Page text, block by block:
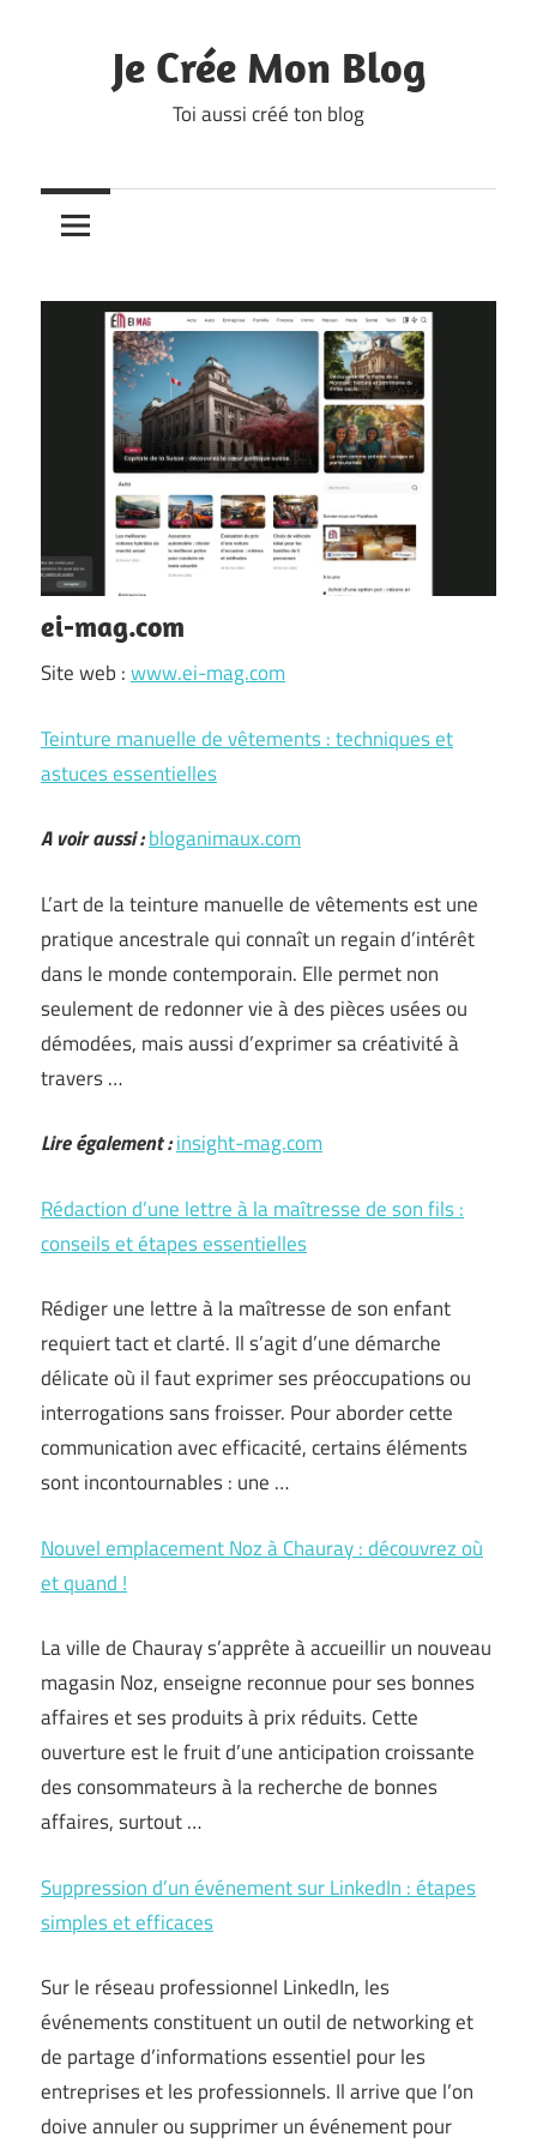
Je Crée Mon Blog
Toi aussi créé ton blog
ei-mag.com
Site web :www.ei-mag.com
Teinture manuelle de vêtements : techniques et
astuces essentielles
A voir aussi :bloganimaux.com
L’art de la teinture manuelle de vêtements est une
pratique ancestrale qui connaît un regain d’intérêt
dans le monde contemporain. Elle permet non
seulement de redonner vie à des pièces usées ou
démodées, mais aussi d’exprimer sa créativité à
travers …
Lire également :insight-mag.com
Rédaction d’une lettre à la maîtresse de son fils :
conseils et étapes essentielles
Rédiger une lettre à la maîtresse de son enfant
requiert tact et clarté. Il s’agit d’une démarche
délicate où il faut exprimer ses préoccupations ou
interrogations sans froisser. Pour aborder cette
communication avec efficacité, certains éléments
sont incontournables : une …
Nouvel emplacement Noz à Chauray : découvrez où
et quand !
La ville de Chauray s’apprête à accueillir un nouveau
magasin Noz, enseigne reconnue pour ses bonnes
affaires et ses produits à prix réduits. Cette
ouverture est le fruit d’une anticipation croissante
des consommateurs à la recherche de bonnes
affaires, surtout …
Suppression d’un événement sur LinkedIn : étapes
simples et efficaces
Sur le réseau professionnel LinkedIn, les
événements constituent un outil de networking et
de partage d’informations essentiel pour les
entreprises et les professionnels. Il arrive que l’on
doive annuler ou supprimer un événement pour